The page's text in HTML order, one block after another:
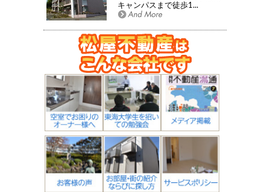
１０分の閑静な住環境に佇むＲＣ造
賃貸マンション「クローバー弐番
キャンパスまで徒歩1...